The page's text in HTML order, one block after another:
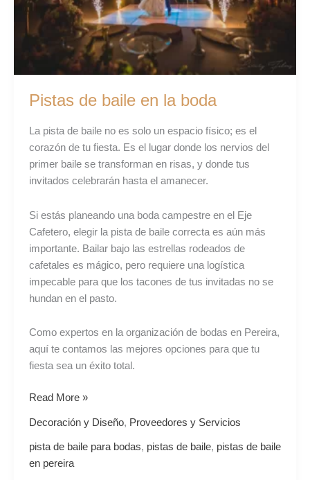
Pistas de baile en la boda
La pista de baile no es solo un espacio físico; es el
corazón de tu fiesta. Es el lugar donde los nervios del
primer baile se transforman en risas, y donde tus
invitados celebrarán hasta el amanecer.
Si estás planeando una boda campestre en el Eje
Cafetero, elegir la pista de baile correcta es aún más
importante. Bailar bajo las estrellas rodeados de
cafetales es mágico, pero requiere una logística
impecable para que los tacones de tus invitadas no se
hundan en el pasto.
Como expertos en la organización de bodas en Pereira,
aquí te contamos las mejores opciones para que tu
fiesta sea un éxito total.
Read More »
Decoración y Diseño, Proveedores y Servicios
pista de baile para bodas, pistas de baile, pistas de baile
en pereira